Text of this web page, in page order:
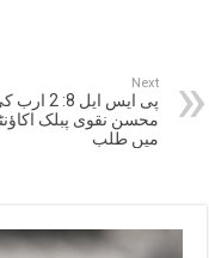
Next
پی ایس ایل
محسن نقوی پبلک
میں طلب